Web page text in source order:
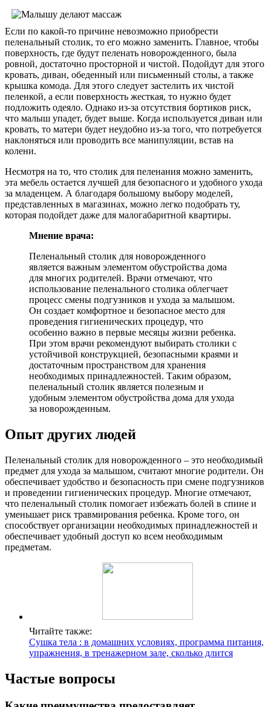
Если по какой-то причине невозможно приобрести
пеленальный столик, то его можно заменить. Главное, чтобы
поверхность, где будут пеленать новорожденного, была
ровной, достаточно просторной и чистой. Подойдут для этого
кровать, диван, обеденный или письменный столы, а также
крышка комода. Для этого следует застелить их чистой
пеленкой, а если поверхность жесткая, то нужно будет
подложить одеяло. Однако из-за отсутствия бортиков риск,
что малыш упадет, будет выше. Когда используется диван или
кровать, то матери будет неудобно из-за того, что потребуется
наклоняться или проводить все манипуляции, встав на
колени.
Несмотря на то, что столик для пеленания можно заменить,
эта мебель остается лучшей для безопасного и удобного ухода
за младенцем. А благодаря большому выбору моделей,
представленных в магазинах, можно легко подобрать ту,
которая подойдет даже для малогабаритной квартиры.
Мнение врача:
Пеленальный столик для новорожденного
является важным элементом обустройства дома
для многих родителей. Врачи отмечают, что
использование пеленального столика облегчает
процесс смены подгузников и ухода за малышом.
Он создает комфортное и безопасное место для
проведения гигиенических процедур, что
особенно важно в первые месяцы жизни ребенка.
При этом врачи рекомендуют выбирать столики с
устойчивой конструкцией, безопасными краями и
достаточным пространством для хранения
необходимых принадлежностей. Таким образом,
пеленальный столик является полезным и
удобным элементом обустройства дома для ухода
за новорожденным.
Опыт других людей
Пеленальный столик для новорожденного – это необходимый
предмет для ухода за малышом, считают многие родители. Он
обеспечивает удобство и безопасность при смене подгузников
и проведении гигиенических процедур. Многие отмечают,
что пеленальный столик помогает избежать болей в спине и
уменьшает риск травмирования ребенка. Кроме того, он
способствует организации необходимых принадлежностей и
обеспечивает удобный доступ ко всем необходимым
предметам.
Читайте также:
Сушка тела : в домашних условиях, программа питания,
упражнения, в тренажерном зале, сколько длится
Частые вопросы